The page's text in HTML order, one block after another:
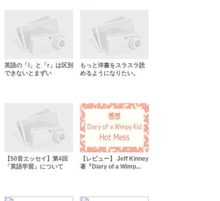
英語の「l」と「r」は区別
できないとまずい
もっと洋書をスラスラ読
めるようになりたい。
【50音エッセイ】第4回
「英語学習」について
【レビュー】 Jeff Kinney
著『Diary of a Wimp...